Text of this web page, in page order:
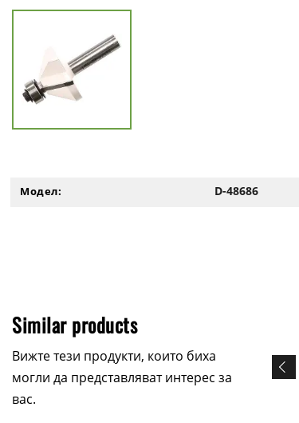
Модел: D-48686
Similar products
Вижте тези продукти, които биха
могли да представляват интерес за
вас.